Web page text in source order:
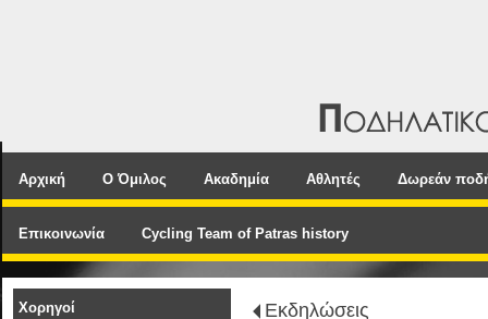
Αρχική Ο Όμιλος Ακαδημία Αθλητές Δωρεάν
Επικοινωνία Cycling Team of Patras history
Χορηγοί Εκδηλώσεις